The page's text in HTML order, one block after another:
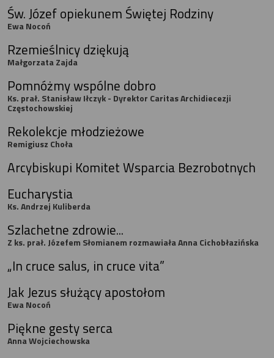
Św. Józef opiekunem Świętej Rodziny
Ewa Nocoń
Rzemieślnicy dziękują
Małgorzata Zajda
Pomnóżmy wspólne dobro
Ks. prał. Stanisław Iłczyk - Dyrektor Caritas Archidiecezji
Częstochowskiej
Rekolekcje młodzieżowe
Remigiusz Choła
Arcybiskupi Komitet Wsparcia Bezrobotnych
Eucharystia
Ks. Andrzej Kuliberda
Szlachetne zdrowie...
Z ks. prał. Józefem Słomianem rozmawiała Anna Cichobłazińska
„In cruce salus, in cruce vita”
Jak Jezus służący apostołom
Ewa Nocoń
Piękne gesty serca
Anna Wojciechowska